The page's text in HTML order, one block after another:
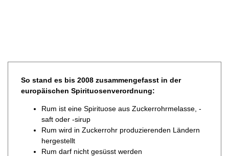
FAQ
So stand es bis 2008 zusammengefasst in der
europäischen Spirituosenverordnung:
Rum ist eine Spirituose aus Zuckerrohrmelasse, -
saft oder -sirup
Rum wird in Zuckerrohr produzierenden Ländern
hergestellt
Rum darf nicht gesüsst werden